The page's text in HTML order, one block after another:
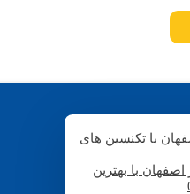
با تکنسین های
با بهترین